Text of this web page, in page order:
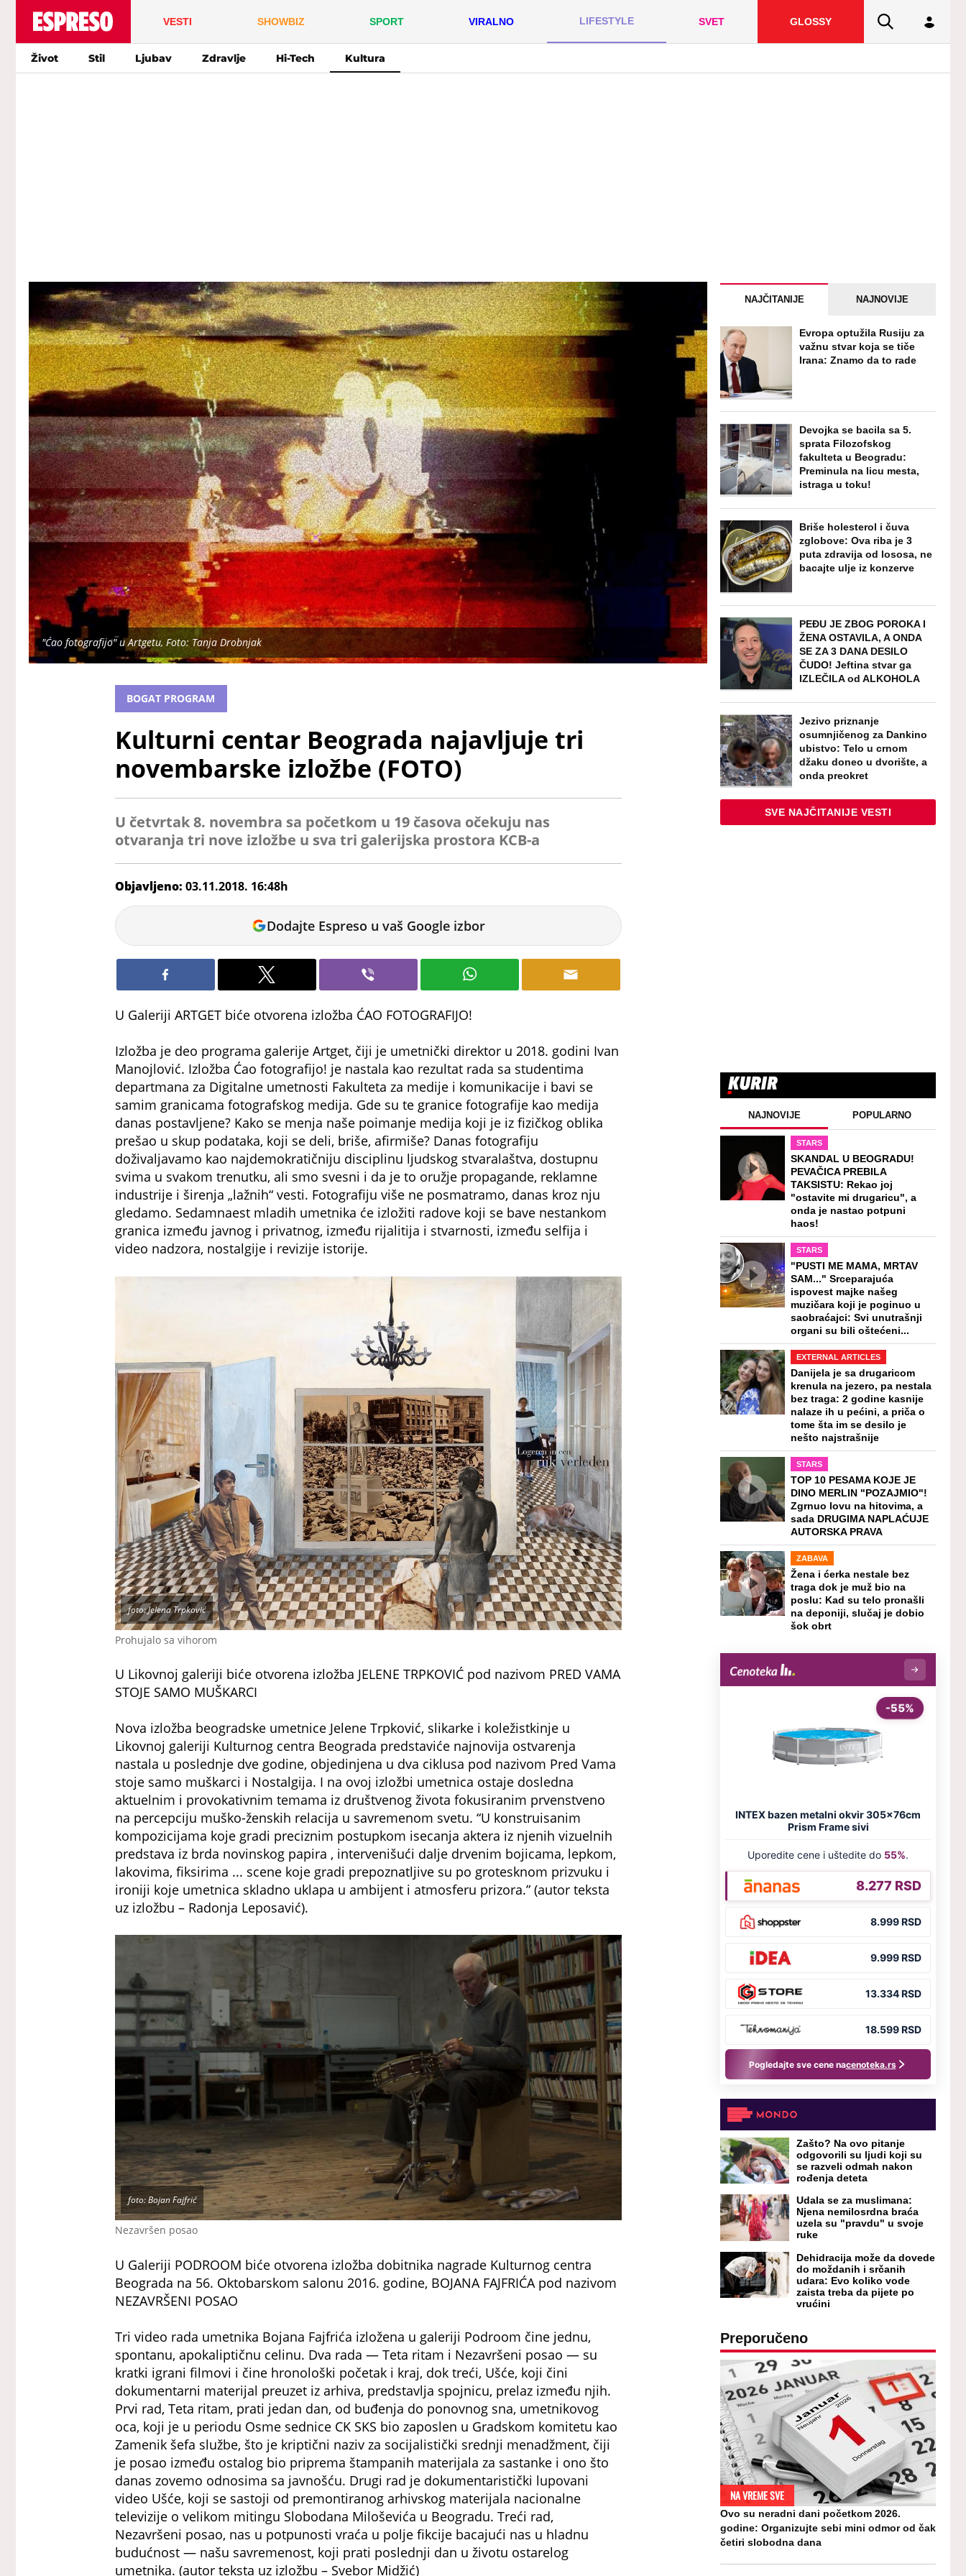
VESTI SHOWBIZ SPORT VIRALNO LIFESTYLE SVET GLOSSY
Život Stil Ljubav Zdravlje Hi-Tech Kultura
"Ćao fotografijo" u Artgetu, Foto: Tanja Drobnjak
BOGAT PROGRAM
Kulturni centar Beograda najavljuje tri
novembarske izložbe (FOTO)
U četvrtak 8. novembra sa početkom u 19 časova očekuju nas
otvaranja tri nove izložbe u sva tri galerijska prostora KCB-a
Objavljeno: 03.11.2018. 16:48h
Nikola
Marković
Dodajte Espreso u vaš Google izbor
U Galeriji ARTGET biće otvorena izložba ĆAO FOTOGRAFIJO!
Izložba je deo programa galerije Artget, čiji je umetnički direktor u 2018. godini Ivan
Manojlović. Izložba Ćao fotografijo! je nastala kao rezultat rada sa studentima
departmana za Digitalne umetnosti Fakulteta za medije i komunikacije i bavi se
samim granicama fotografskog medija. Gde su te granice fotografije kao medija
danas postavljene? Kako se menja naše poimanje medija koji je iz fizičkog oblika
prešao u skup podataka, koji se deli, briše, afirmiše? Danas fotografiju
doživaljavamo kao najdemokratičniju disciplinu ljudskog stvaralaštva, dostupnu
svima u svakom trenutku, ali smo svesni i da je to oružje propagande, reklamne
industrije i širenja „lažnih“ vesti. Fotografiju više ne posmatramo, danas kroz nju
gledamo. Sedamnaest mladih umetnika će izložiti radove koji se bave nestankom
granica između javnog i privatnog, između rijalitija i stvarnosti, između selfija i
video nadzora, nostalgije i revizije istorije.
Prohujalo sa vihorom
foto: Jelena Trpković
U Likovnoj galeriji biće otvorena izložba JELENE TRPKOVIĆ pod nazivom PRED VAMA
STOJE SAMO MUŠKARCI
Nova izložba beogradske umetnice Jelene Trpković, slikarke i koležistkinje u
Likovnoj galeriji Kulturnog centra Beograda predstaviće najnovija ostvarenja
nastala u poslednje dve godine, objedinjena u dva ciklusa pod nazivom Pred Vama
stoje samo muškarci i Nostalgija. I na ovoj izložbi umetnica ostaje dosledna
aktuelnim i provokativnim temama iz društvenog života fokusiranim prvenstveno
na percepciju muško-ženskih relacija u savremenom svetu. “U konstruisanim
kompozicijama koje gradi preciznim postupkom isecanja aktera iz njenih vizuelnih
predstava iz brda novinskog papira , intervenišući dalje drvenim bojicama, lepkom,
lakovima, fiksirima ... scene koje gradi prepoznatljive su po grotesknom prizvuku i
ironiji koje umetnica skladno uklapa u ambijent i atmosferu prizora.” (autor teksta
uz izložbu – Radonja Leposavić).
Nezavršen posao
foto: Bojan Fajfrić
U Galeriji PODROOM biće otvorena izložba dobitnika nagrade Kulturnog centra
Beograda na 56. Oktobarskom salonu 2016. godine, BOJANA FAJFRIĆA pod nazivom
NEZAVRŠENI POSAO
Tri video rada umetnika Bojana Fajfrića izložena u galeriji Podroom čine jednu,
spontanu, apokaliptičnu celinu. Dva rada — Teta ritam i Nezavršeni posao — su
kratki igrani filmovi i čine hronološki početak i kraj, dok treći, Ušće, koji čini
dokumentarni materijal preuzet iz arhiva, predstavlja spojnicu, prelaz između njih.
Prvi rad, Teta ritam, prati jedan dan, od buđenja do ponovnog sna, umetnikovog
oca, koji je u periodu Osme sednice CK SKS bio zaposlen u Gradskom komitetu kao
Zamenik šefa službe, što je kriptični naziv za socijalistički srednji menadžment, čiji
je posao između ostalog bio priprema štampanih materijala za sastanke i ono što
danas zovemo odnosima sa javnošću. Drugi rad je dokumentaristički lupovani
video Ušće, koji se sastoji od premontiranog arhivskog materijala nacionalne
televizije o velikom mitingu Slobodana Miloševića u Beogradu. Treći rad,
Nezavršeni posao, nas u potpunosti vraća u polje fikcije bacajući nas u hladnu
budućnost — našu savremenost, koji prati poslednji dan u životu ostarelog
umetnika. (autor teksta uz izložbu – Svebor Midžić)
NAJČITANIJE NAJNOVIJE
Evropa optužila Rusiju za
važnu stvar koja se tiče
Irana: Znamo da to rade
Devojka se bacila sa 5.
sprata Filozofskog
fakulteta u Beogradu:
Preminula na licu mesta,
istraga u toku!
Briše holesterol i čuva
zglobove: Ova riba je 3
puta zdravija od lososa, ne
bacajte ulje iz konzerve
PEĐU JE ZBOG POROKA I
ŽENA OSTAVILA, A ONDA
SE ZA 3 DANA DESILO
ČUDO! Jeftina stvar ga
IZLEČILA od ALKOHOLA
Jezivo priznanje
osumnjičenog za Dankino
ubistvo: Telo u crnom
džaku doneo u dvorište, a
onda preokret
SVE NAJČITANIJE VESTI
NAJNOVIJE POPULARNO
STARS
SKANDAL U BEOGRADU!
PEVAČICA PREBILA
TAKSISTU: Rekao joj
"ostavite mi drugaricu", a
onda je nastao potpuni
haos!
STARS
"PUSTI ME MAMA, MRTAV
SAM..." Srceparajuća
ispovest majke našeg
muzičara koji je poginuo u
saobraćajci: Svi unutrašnji
organi su bili oštećeni...
EXTERNAL ARTICLES
Danijela je sa drugaricom
krenula na jezero, pa nestala
bez traga: 2 godine kasnije
nalaze ih u pećini, a priča o
tome šta im se desilo je
nešto najstrašnije
STARS
TOP 10 PESAMA KOJE JE
DINO MERLIN "POZAJMIO"!
Zgrnuo lovu na hitovima, a
sada DRUGIMA NAPLAĆUJE
AUTORSKA PRAVA
ZABAVA
Žena i ćerka nestale bez
traga dok je muž bio na
poslu: Kad su telo pronašli
na deponiji, slučaj je dobio
šok obrt
Zašto? Na ovo pitanje
odgovorili su ljudi koji su
se razveli odmah nakon
rođenja deteta
Udala se za muslimana:
Njena nemilosrdna braća
uzela su "pravdu" u svoje
ruke
Dehidracija može da dovede
do moždanih i srčanih
udara: Evo koliko vode
zaista treba da pijete po
vrućini
Preporučeno
NA VREME SVE
Ovo su neradni dani početkom 2026.
godine: Organizujte sebi mini odmor od čak
četiri slobodna dana